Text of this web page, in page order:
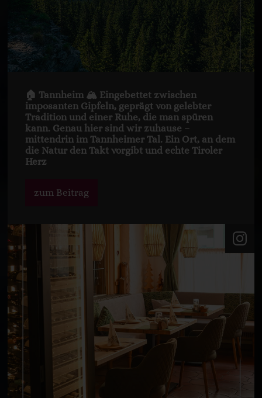
🏠 Tannheim 🏔️ Eingebettet zwischen
imposanten Gipfeln, geprägt von gelebter
Tradition und einer Ruhe, die man spüren
kann. Genau hier sind wir zuhause –
mittendrin im Tannheimer Tal. Ein Ort, an dem
die Natur den Takt vorgibt und echte Tiroler
Herz
zum Beitrag